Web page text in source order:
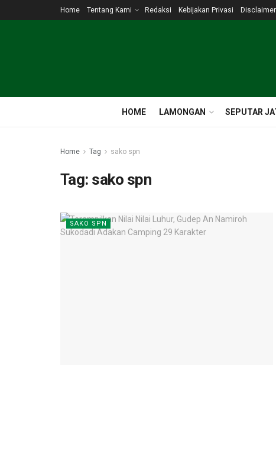
Home Tentang Kami Redaksi Kebijakan Privasi Disclaimer
HOME LAMONGAN SEPUTAR
Home Tag sako spn
Tag: sako spn
SAKO SPN